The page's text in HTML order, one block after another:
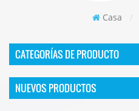
Casa /
CATEGORÍAS DE PRODUCTO
NUEVOS PRODUCTOS